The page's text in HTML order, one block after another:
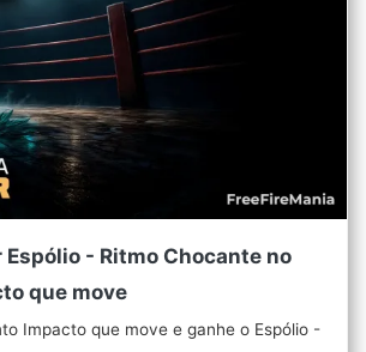
Espólio - Ritmo Chocante no
que move
Impacto que move e ganhe o Espólio -